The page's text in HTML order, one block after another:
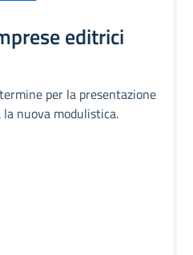
editrici
per la presentazione
nuova modulistica.